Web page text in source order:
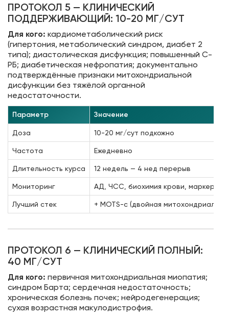
ПРОТОКОЛ 5 — КЛИНИЧЕСКИЙ
ПОДДЕРЖИВАЮЩИЙ: 10-20 МГ/СУТ
Для кого: кардиометаболический риск
(гипертония, метаболический синдром, диабет 2
типа); диастолическая дисфункция; повышенный С-
РБ; диабетическая нефропатия; документально
подтверждённые признаки митохондриальной
дисфункции без тяжёлой органной
недостаточности.
Параметр Значение
Доза 10-20 мг/сут подкожно
Частота Ежедневно
Длительность курса 12 недель — 4 нед перерыв
Мониторинг АД, ЧСС, биохимия крови, маркеры
Лучший стек + MOTS-c (двойная
ПРОТОКОЛ 6 — КЛИНИЧЕСКИЙ ПОЛНЫЙ:
40 МГ/СУТ
Для кого: первичная митохондриальная миопатия;
синдром Барта; сердечная недостаточность;
хроническая болезнь почек; нейродегенерация;
сухая возрастная макулодистрофия.